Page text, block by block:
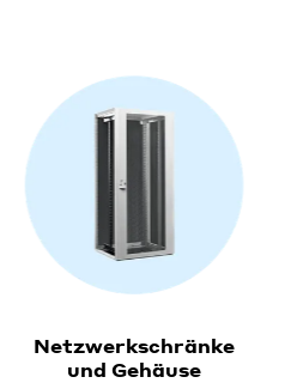
Netzwerkschränke
und Gehäuse